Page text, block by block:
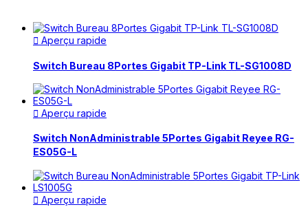
 Aperçu rapide
Switch Bureau 8Portes Gigabit TP-Link TL-SG1008D
 Aperçu rapide
Switch NonAdministrable 5Portes Gigabit Reyee RG-
ES05G-L
 Aperçu rapide